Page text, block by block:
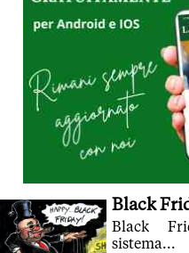
Black
Black
sistema...